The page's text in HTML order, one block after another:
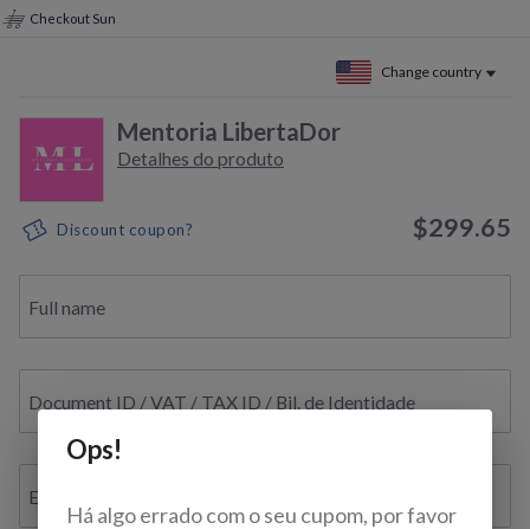
Checkout Sun
Change country
Mentoria LibertaDor
Detalhes do produto
Discount coupon? $299.65
Full name
Document ID / VAT / TAX ID / Bil. de Identidade
E-mail
Ops!
Há algo errado com o seu cupom, por favor